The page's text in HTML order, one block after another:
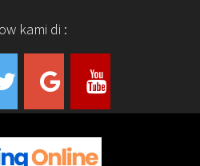
kami di :